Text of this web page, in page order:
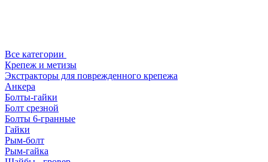
Все категории
Крепеж и метизы
Экстракторы для поврежденного крепежа
Анкера
Болты-гайки
Болт срезной
Болты 6-гранные
Гайки
Рым-болт
Рым-гайка